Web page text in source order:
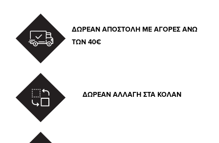
ΔΩΡΕΑΝ ΑΠΟΣΤΟΛΗ ΜΕ ΑΓΟΡΕΣ ΑΝΩ
ΤΩΝ 40€
ΔΩΡΕΑΝ ΑΛΛΑΓΗ ΣΤΑ ΚΟΛΑΝ